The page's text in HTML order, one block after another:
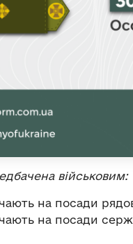
військовим:
на посади
на посади